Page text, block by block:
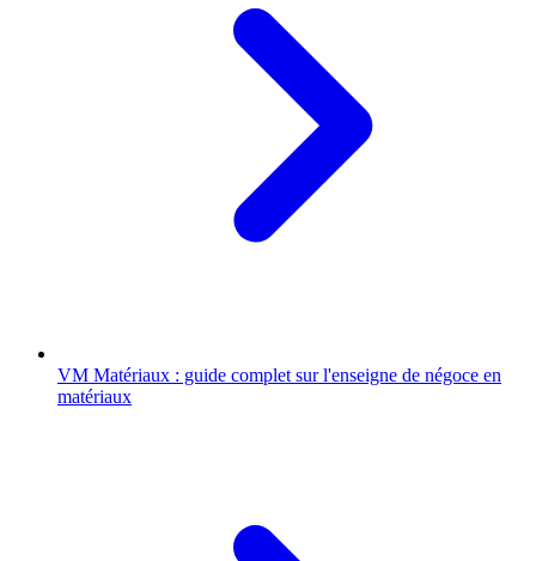
VM Matériaux : guide complet sur l'enseigne de négoce en
matériaux